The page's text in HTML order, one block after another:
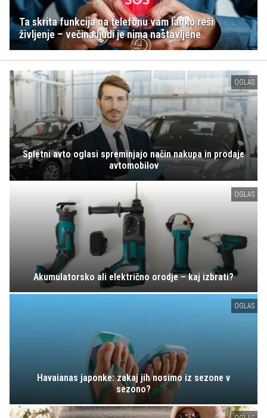
Ta skrita funkcija na telefonu vam lahko reši
življenje – večina ljudi je nima nastavljene
OGLAS
Spletni avto oglasi spreminjajo način nakupa in prodaje
avtomobilov
OGLAS
Akumulatorsko ali električno orodje – kaj izbrati?
OGLAS
Havaianas japonke: zakaj jih nosimo iz sezone v
sezono?